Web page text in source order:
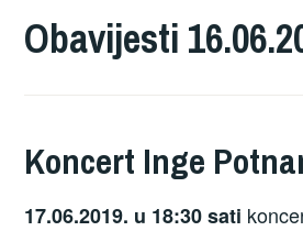
Obavijesti
Koncert Inge
17.06.2019. u 18:30 sati